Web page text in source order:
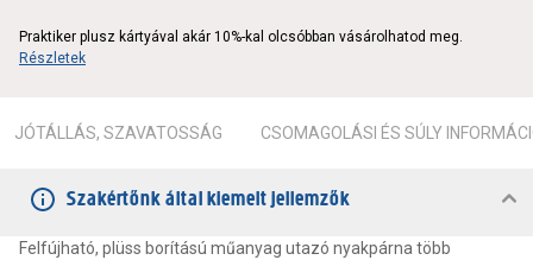
Praktiker plusz kártyával akár 10%-kal olcsóbban vásárolhatod meg.
Részletek
JÓTÁLLÁS, SZAVATOSSÁG CSOMAGOLÁSI ÉS SÚLY
Szakértőnk által kiemelt jellemzők
Felfújható, plüss borítású műanyag utazó nyakpárna több